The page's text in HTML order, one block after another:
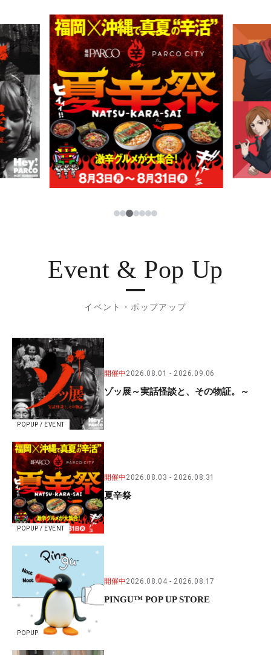
PARCOメンバーズ
123456
Event & Pop Up
イベント・ポップアップ
POPUP / EVENT
開催中2026.08.01 2026.09.06
ゾッ展～実話怪談と、その物証。～
POPUP / EVENT
開催中2026.08.03 2026.08.31
夏辛祭
POPUP
開催中2026.08.04 2026.08.17
PINGU™ POP UP STORE